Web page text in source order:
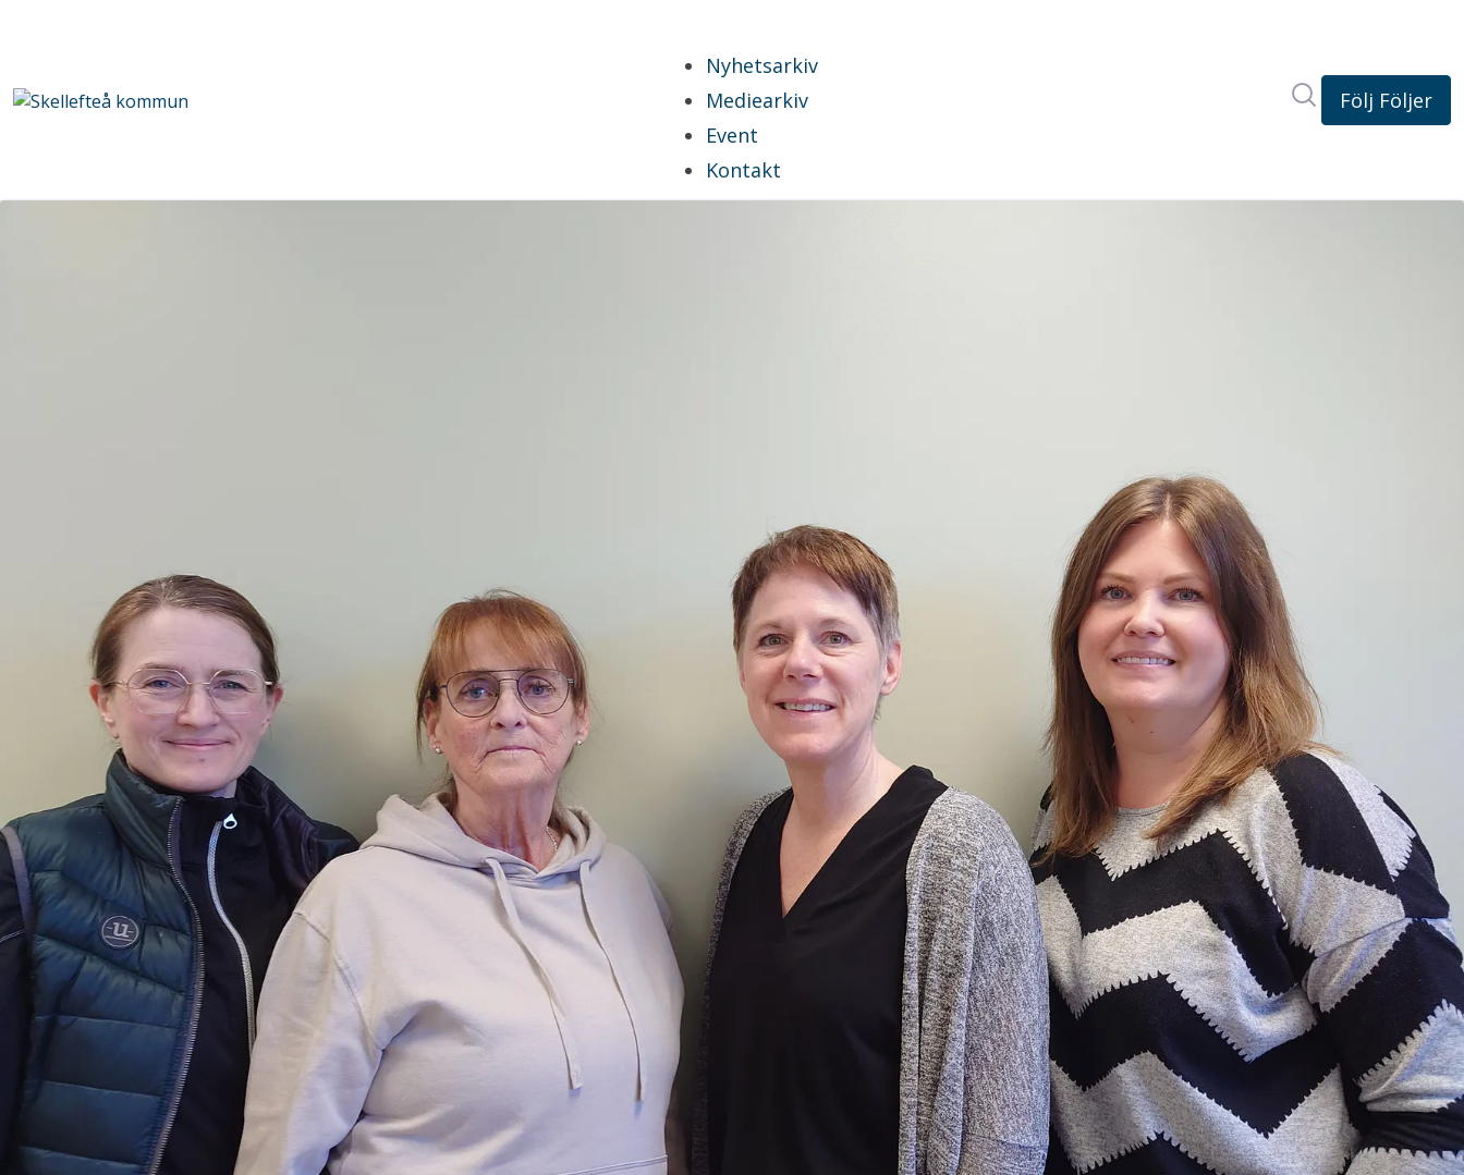
Nyhetsarkiv
Mediearkiv
Event
Kontakt
Sök i
Följ Följer